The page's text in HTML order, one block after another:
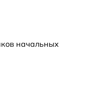
начальных